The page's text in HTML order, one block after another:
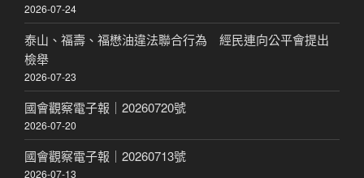
2026-07-24
泰山、福壽、福懋油違法聯合行為 經民連向公平會提出
檢舉
2026-07-23
國會觀察電子報｜20260720號
2026-07-20
國會觀察電子報｜20260713號
2026-07-13